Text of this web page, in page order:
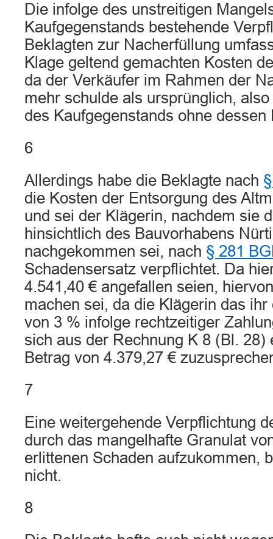
Die infolge des unstreitigen
Kaufgegenstands bestehende
Beklagten zur Nacherfüllung
Klage geltend gemachten Kosten
da der Verkäufer im Rahmen der
mehr schulde als ursprünglich,
des Kaufgegenstands ohne dessen
6
Allerdings habe die Beklagte nach
die Kosten der Entsorgung des
und sei der Klägerin, nachdem sie
hinsichtlich des Bauvorhabens
nachgekommen sei, nach § 281
Schadensersatz verpflichtet. Da
4.541,40 € angefallen seien,
machen sei, da die Klägerin das
von 3 % infolge rechtzeitiger
sich aus der Rechnung K 8 (Bl. 28)
Betrag von 4.379,27 €
7
Eine weitergehende Verpflichtung
durch das mangelhafte Granulat
erlittenen Schaden aufzukommen,
nicht.
8